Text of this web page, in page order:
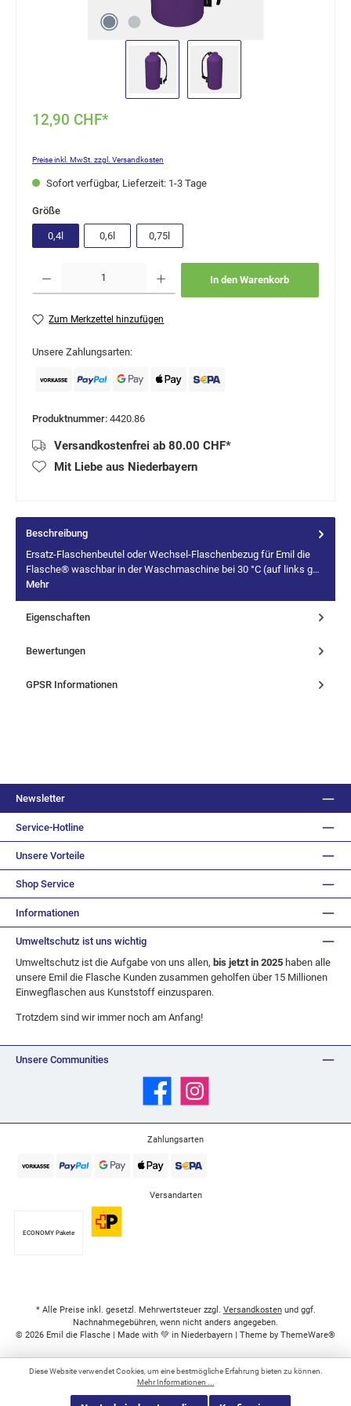
12,90 CHF*
Preise inkl. MwSt. zzgl. Versandkosten
Sofort verfügbar, Lieferzeit: 1-3 Tage
Größeauswählen
0,4l 0,6l 0,75l
In den Warenkorb
Zum Merkzettel hinzufügen
Unsere Zahlungsarten:
Produktnummer: 4420.86
Versandkostenfrei ab 80.00 CHF*
Mit Liebe aus Niederbayern
Beschreibung
Ersatz-Flaschenbeutel oder Wechsel-Flaschenbezug für Emil die
Flasche® waschbar in der Waschmaschine bei 30 °C (auf links g…
Mehr
Eigenschaften
Bewertungen
GPSR Informationen
Newsletter
Service-Hotline
Unsere Vorteile
Shop Service
Informationen
Umweltschutz ist uns wichtig
Umweltschutz ist die Aufgabe von uns allen, bis jetzt in 2025 haben alle
unsere Emil die Flasche Kunden zusammen geholfen über 15 Millionen
Einwegflaschen aus Kunststoff einzusparen.
Trotzdem sind wir immer noch am Anfang!
Unsere Communities
Facebook Instagram
Zahlungsarten
Versandarten
ECONOMY Pakete
* Alle Preise inkl. gesetzl. Mehrwertsteuer zzgl. Versandkostenund ggf.
Nachnahmegebühren, wenn nicht anders angegeben.
© 2026 Emil die Flasche | Made with 💚 in Niederbayern | Theme by ThemeWare®
Diese Website verwendet Cookies, um eine bestmögliche Erfahrung bieten zu können.
Mehr Informationen ...